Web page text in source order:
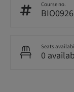
Course no.
Seats
0